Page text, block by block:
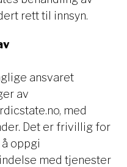
rett til innsyn.
ansvaret
av
med
Det er frivillig for
oppgi
med tjenester